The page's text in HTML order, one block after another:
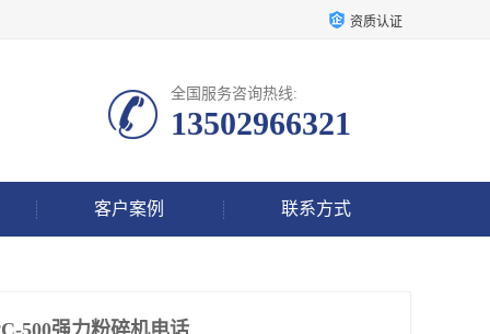
资质认证
全国服务咨询热线:
13502966321
客户案例 联系方式
500强力粉碎机电话